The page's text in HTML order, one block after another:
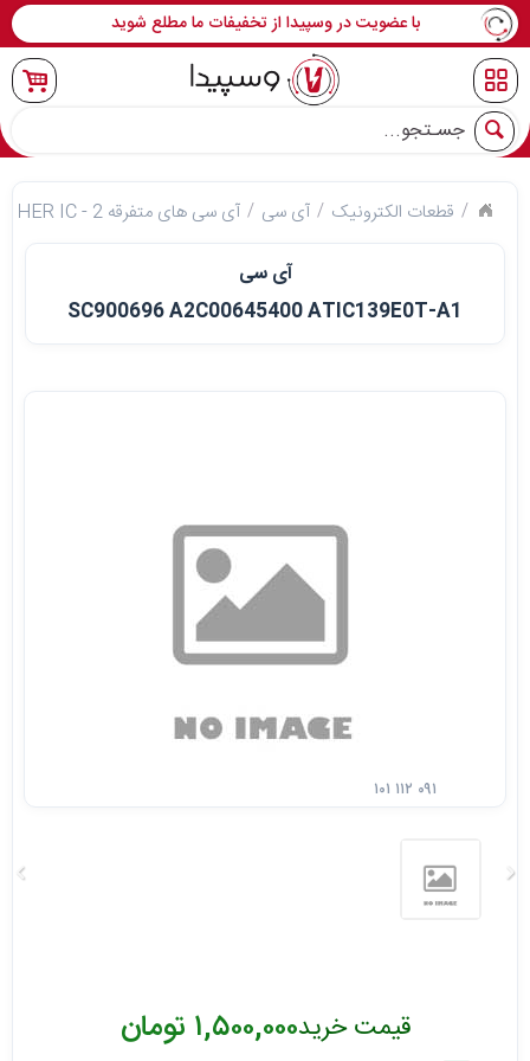
با عضویت در وسپیدا از تخفیفات ما مطلع شوید
قطعات الکترونیک آی سی آی سی های متفرقه 2 - OTHER IC
آی سی
SC900696 A2C00645400 ATIC139E0T-A1
۱۰۱ ۱۱۲ ۰۹۱
قیمت خرید۱,۵۰۰,۰۰۰ تومان